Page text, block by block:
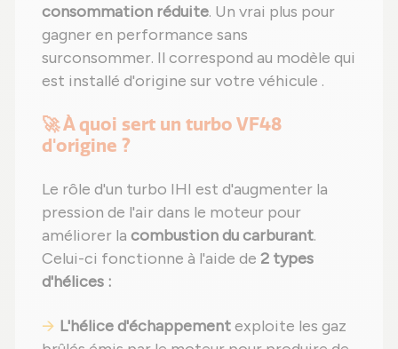
consommation réduite. Un vrai plus pour
gagner en performance sans
surconsommer. Il correspond au modèle qui
est installé d'origine sur votre véhicule .
🚀 À quoi sert un turbo VF48
d'origine ?
Le rôle d'un turbo IHI est d'augmenter la
pression de l'air dans le moteur pour
améliorer la combustion du carburant.
Celui-ci fonctionne à l'aide de 2 types
d'hélices :
L'hélice d'échappementexploite les gaz